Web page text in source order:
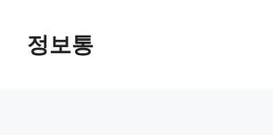
content정보통